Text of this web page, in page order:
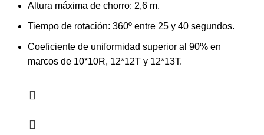
Altura máxima de chorro: 2,6 m.
Tiempo de rotación: 360º entre 25 y 40 segundos.
Coeficiente de uniformidad superior al 90% en
marcos de 10*10R, 12*12T y 12*13T.